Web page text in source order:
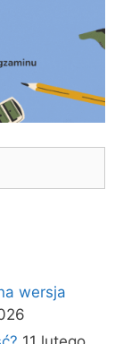
wersja